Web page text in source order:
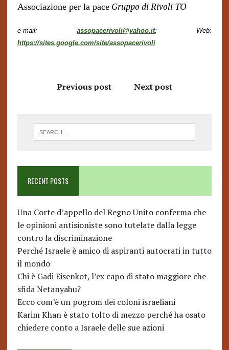
Associazione per la pace Gruppo di Rivoli TO
e-mail: assopacerivoli@yahoo.it; Web:
https://sites.google.com/site/assopacerivoli
Previous post Next post
RECENT POSTS
Una Corte d’appello del Regno Unito conferma che
le opinioni antisioniste sono tutelate dalla legge
contro la discriminazione
Perché Israele è amico di aspiranti autocrati in tutto
il mondo
Chi è Gadi Eisenkot, l’ex capo di stato maggiore che
sfida Netanyahu?
Ecco com’è un pogrom dei coloni israeliani
Karim Khan è stato tolto di mezzo perché ha osato
chiedere conto a Israele delle sue azioni